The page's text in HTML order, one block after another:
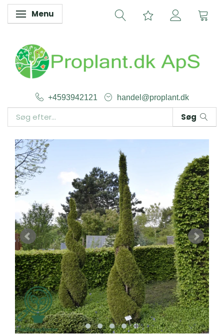
Skifte navigation
Menu
+4593942121 handel@proplant.dk
Søg